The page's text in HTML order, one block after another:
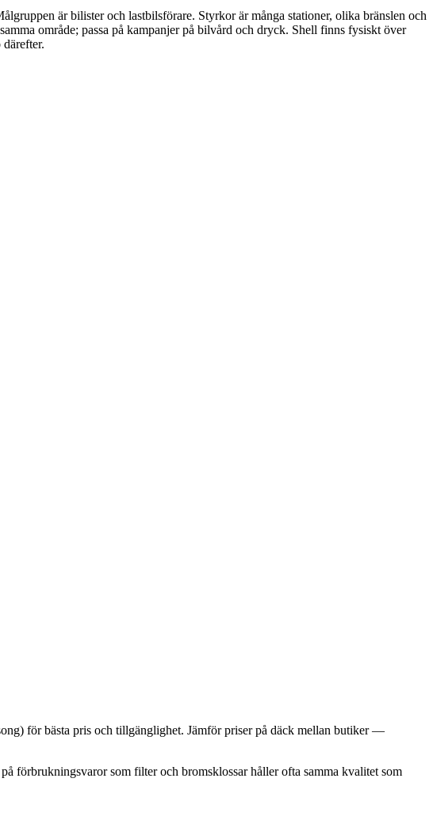
är bilister och lastbilsförare. Styrkor är många stationer, olika bränslen och
område; passa på kampanjer på bilvård och dryck. Shell finns fysiskt över
för bästa pris och tillgänglighet. Jämför priser på däck mellan butiker —
förbrukningsvaror som filter och bromsklossar håller ofta samma kvalitet som